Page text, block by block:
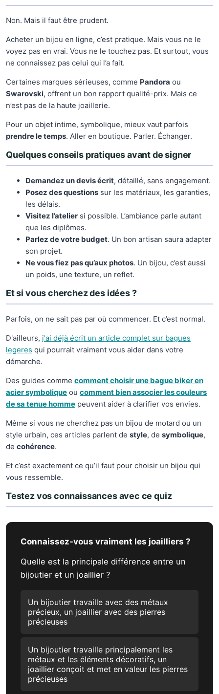
Non. Mais il faut être prudent.
Acheter un bijou en ligne, c’est pratique. Mais vous ne le
voyez pas en vrai. Vous ne le touchez pas. Et surtout, vous
ne connaissez pas celui qui l’a fait.
Certaines marques sérieuses, comme Pandora ou
Swarovski, offrent un bon rapport qualité-prix. Mais ce
n’est pas de la haute joaillerie.
Pour un objet intime, symbolique, mieux vaut parfois
prendre le temps. Aller en boutique. Parler. Échanger.
Quelques conseils pratiques avant de signer
Demandez un devis écrit, détaillé, sans engagement.
Posez des questions sur les matériaux, les garanties,
les délais.
Visitez l’atelier si possible. L’ambiance parle autant
que les diplômes.
Parlez de votre budget. Un bon artisan saura adapter
son projet.
Ne vous fiez pas qu’aux photos. Un bijou, c’est aussi
un poids, une texture, un reflet.
Et si vous cherchez des idées ?
Parfois, on ne sait pas par où commencer. Et c’est normal.
D'ailleurs, j'ai déjà écrit un article complet sur bagues
legeres qui pourrait vraiment vous aider dans votre
démarche.
Des guides comme comment choisir une bague biker en
acier symbolique ou comment bien associer les couleurs
de sa tenue homme peuvent aider à clarifier vos envies.
Même si vous ne cherchez pas un bijou de motard ou un
style urbain, ces articles parlent de style, de symbolique,
de cohérence.
Et c’est exactement ce qu’il faut pour choisir un bijou qui
vous ressemble.
Testez vos connaissances avec ce quiz
Connaissez-vous vraiment les joailliers ?
Quelle est la principale différence entre un
bijoutier et un joaillier ?
Un bijoutier travaille avec des métaux
précieux, un joaillier avec des pierres
précieuses
Un bijoutier travaille principalement les
métaux et les éléments décoratifs, un
joaillier conçoit et met en valeur les pierres
précieuses